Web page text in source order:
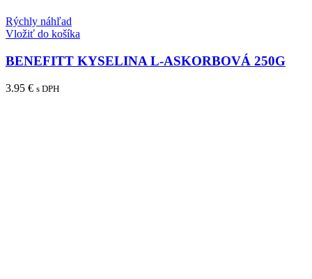
Rýchly náhľad
Vložiť do košíka
BENEFITT KYSELINA L-ASKORBOVÁ 250G
3.95 € s DPH